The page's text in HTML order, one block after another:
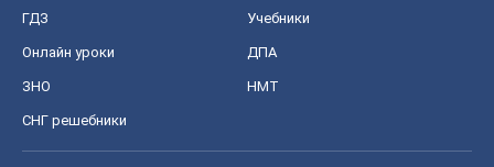
ГДЗ Учебники
Онлайн уроки ДПА
ЗНО НМТ
СНГ решебники